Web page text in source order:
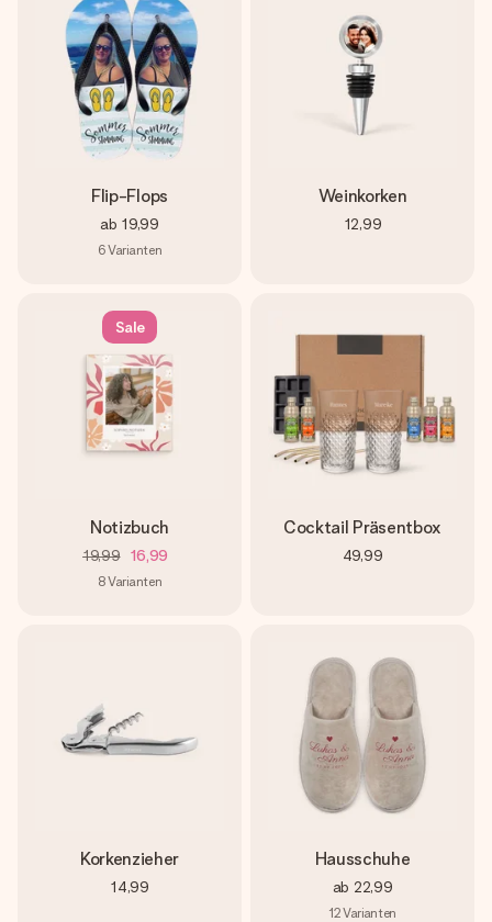
Flip-Flops
ab 19,99
6Varianten
Weinkorken
12,99
Sale
Notizbuch
19,99 16,99
8Varianten
Cocktail Präsentbox
49,99
Korkenzieher
14,99
Hausschuhe
ab 22,99
12Varianten